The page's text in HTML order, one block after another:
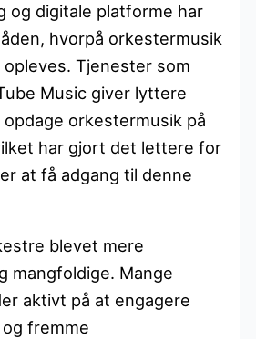
og digitale platforme har
hvorpå orkestermusik
Tjenester som
Music giver lyttere
orkestermusik på
har gjort det lettere for
at få adgang til denne
blevet mere
mangfoldige. Mange
aktivt på at engagere
fremme